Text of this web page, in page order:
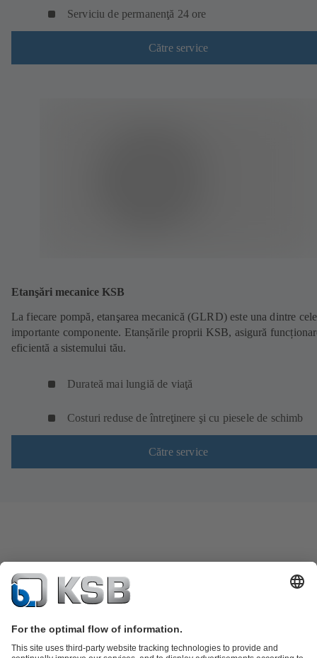
Serviciu de permanenţă 24 ore
Către service
Etanşări mecanice KSB
La fiecare pompă, etanşarea mecanică (GLRD) este una dintre
importante componente. Etanșările proprii KSB, asigură
eficientă a sistemului tău.
Durateă mai lungiă de viaţă
Costuri reduse de întreţinere şi cu piesele de schimb
Către service